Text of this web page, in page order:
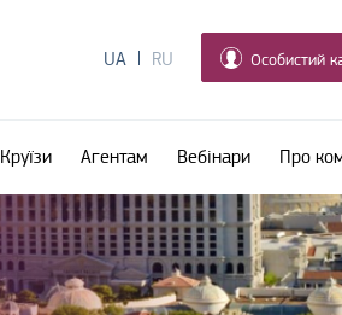
UA RU Особистий
Круїзи Агентам Вебінари Про